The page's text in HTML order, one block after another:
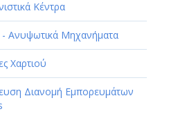
Κέντρα
- Ανυψωτικά Μηχανήματα
Χαρτιού
Διανομή Εμπορευμάτων